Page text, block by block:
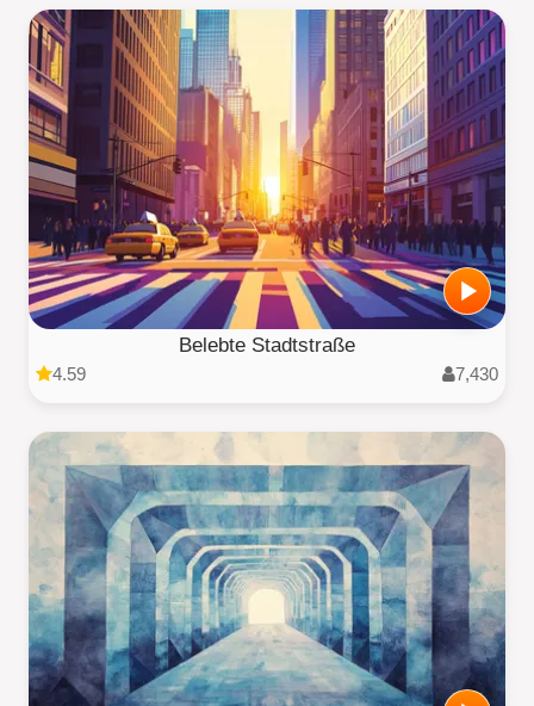
Belebte Stadtstraße
4.59 7,430